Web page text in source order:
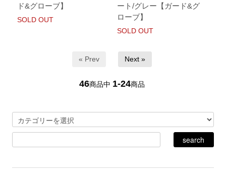
ド&グローブ】
SOLD OUT
ート/グレー【ガード&グ
ローブ】
SOLD OUT
« Prev Next »
46商品中 1-24商品